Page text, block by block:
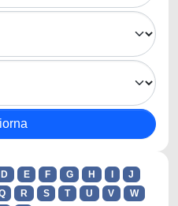
D E F G H
J
R S T U V
W